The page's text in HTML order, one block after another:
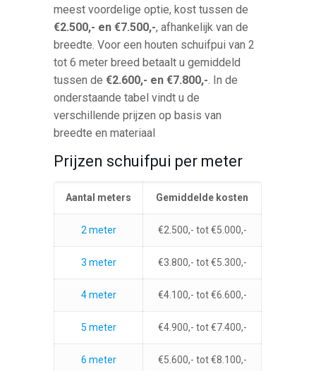
meest voordelige optie, kost tussen de
€2.500,- en €7.500,-, afhankelijk van de
breedte. Voor een houten schuifpui van 2
tot 6 meter breed betaalt u gemiddeld
tussen de€2.600,- en €7.800,- . In de
onderstaande tabel vindt u de
verschillende prijzen op basis van
breedte en materiaal
Prijzen schuifpui per meter
Aantal meters Gemiddelde kosten
2 meter €2.500,- tot €5.000,-
3 meter €3.800,- tot €5.300,-
4 meter €4.100,- tot €6.600,-
5 meter €4.900,- tot €7.400,-
6 meter €5.600,- tot €8.100,-